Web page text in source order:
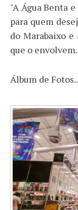
"A Água Benta
para quem
do Marabaixo
que o envolvem.
Álbum de